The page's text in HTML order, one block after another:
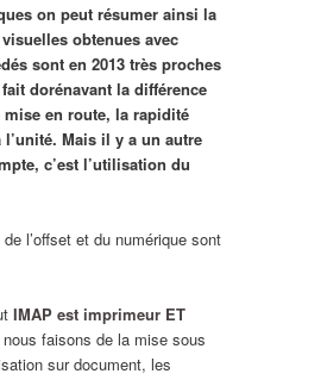
on peut résumer ainsi la
obtenues avec
sont en 2013 très proches
dorénavant la différence
en route, la rapidité
Mais il y a un autre
c’est l’utilisation du
l’offset et du numérique sont
IMAP est imprimeur ET
faisons de la mise sous
sur document, les